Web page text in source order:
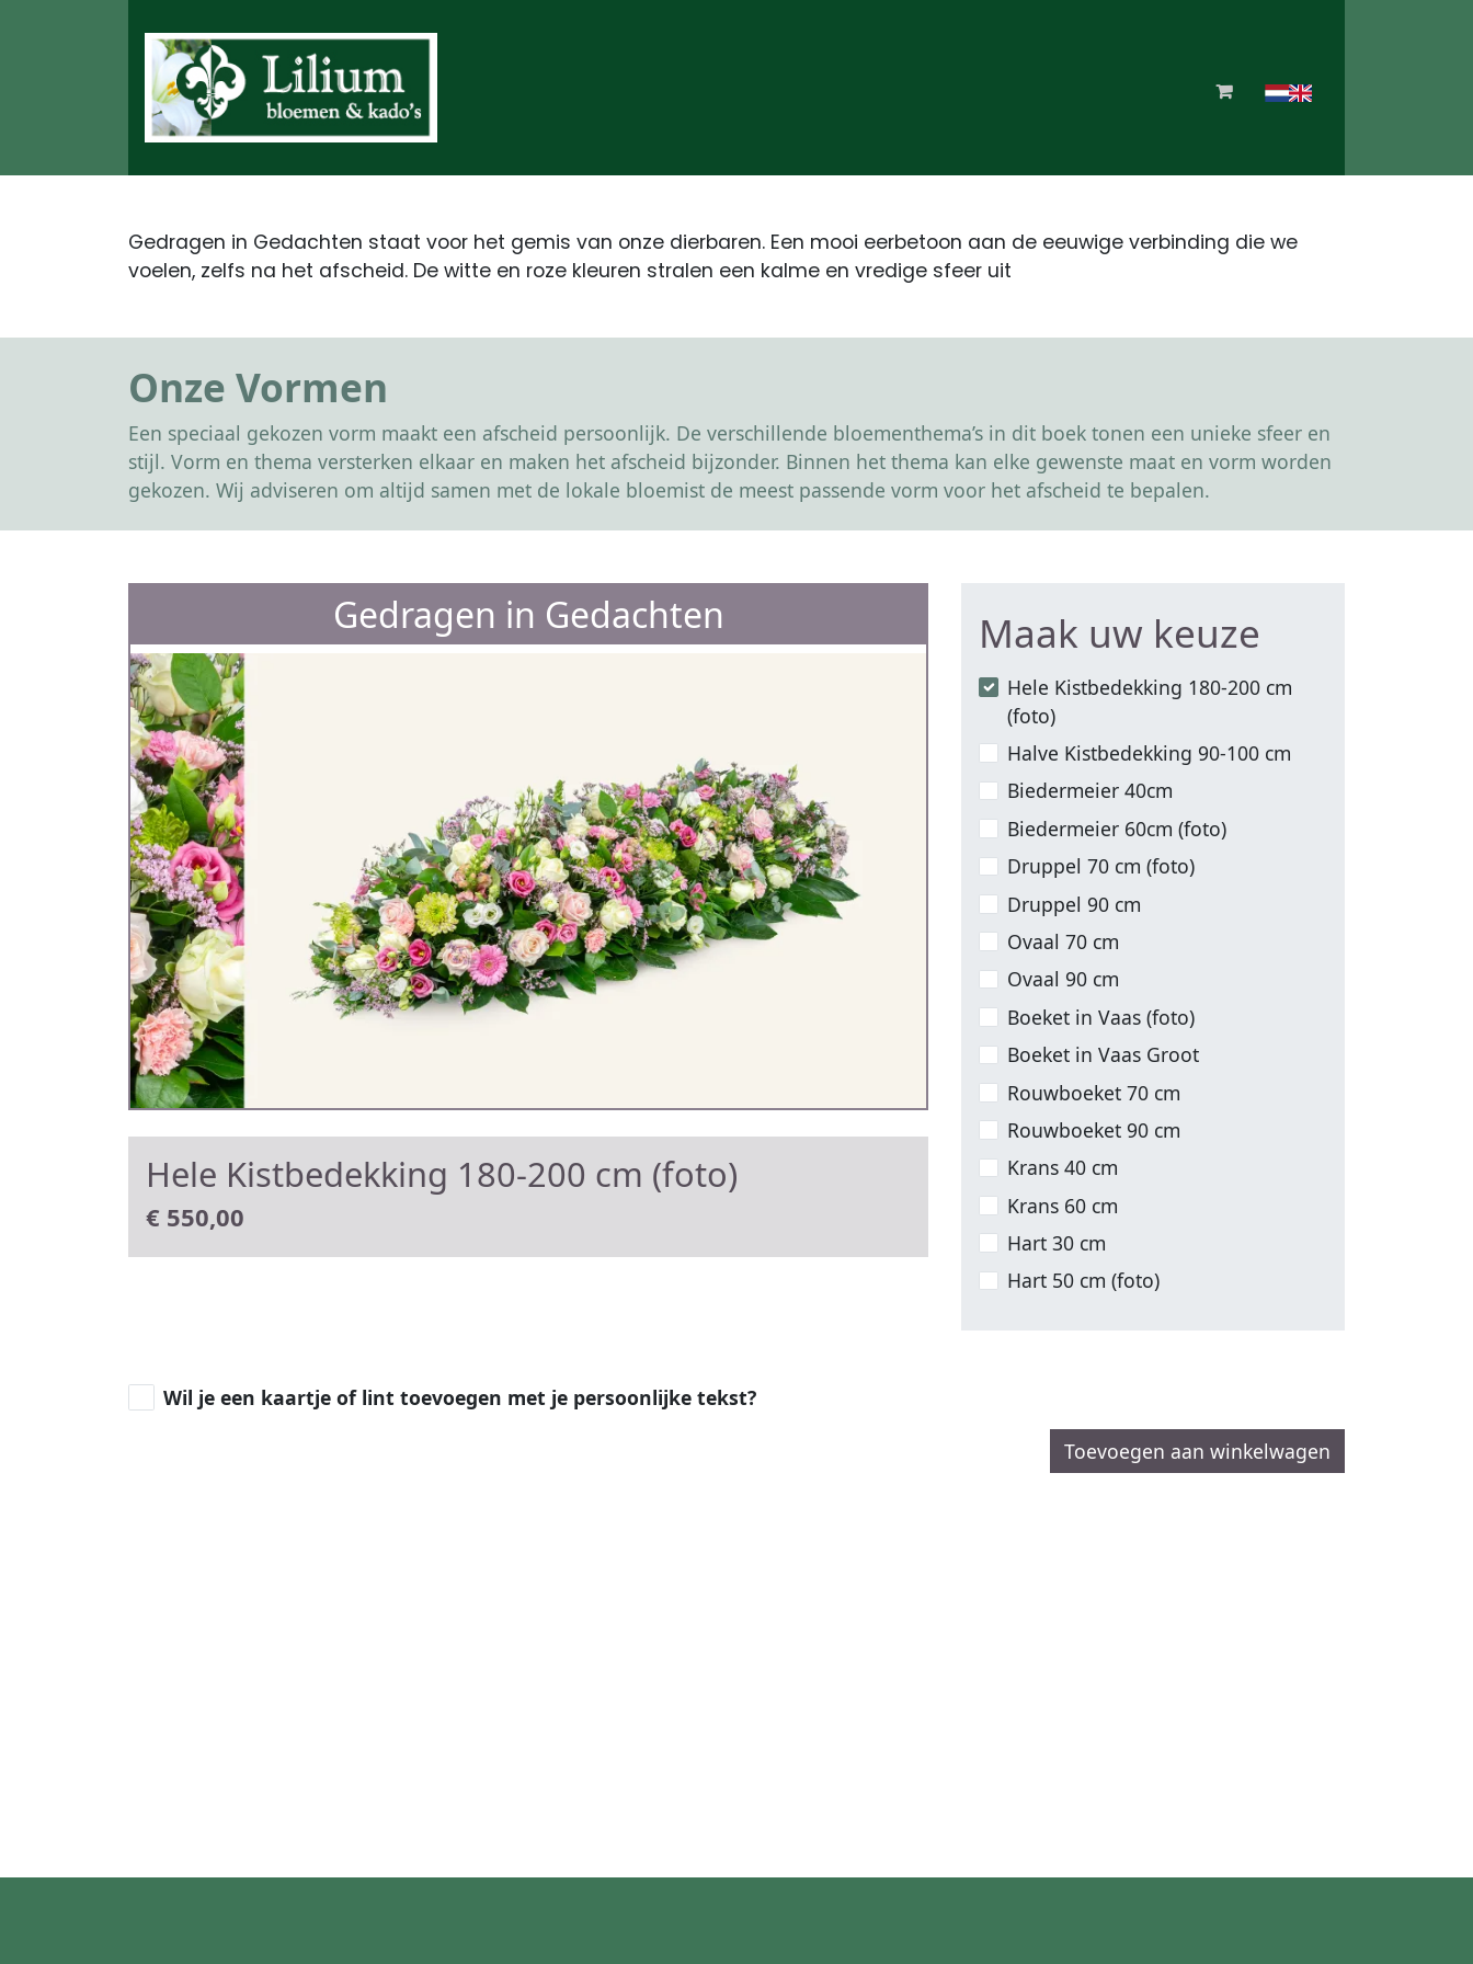
Gedragen in Gedachten staat voor het gemis van onze dierbaren. Een mooi eerbetoon aan de eeuwige verbinding die we
voelen, zelfs na het afscheid. De witte en roze kleuren stralen een kalme en vredige sfeer uit
Onze Vormen
Een speciaal gekozen vorm maakt een afscheid persoonlijk. De verschillende bloementhema’s in dit boek tonen een unieke sfeer en
stijl. Vorm en thema versterken elkaar en maken het afscheid bijzonder. Binnen het thema kan elke gewenste maat en vorm worden
gekozen. Wij adviseren om altijd samen met de lokale bloemist de meest passende vorm voor het afscheid te bepalen.
Gedragen in Gedachten
Hele Kistbedekking 180-200 cm (foto)
€ 550,00
Maak uw keuze
Hele Kistbedekking 180-200 cm
(foto)
Halve Kistbedekking 90-100 cm
Biedermeier 40cm
Biedermeier 60cm (foto)
Druppel 70 cm (foto)
Druppel 90 cm
Ovaal 70 cm
Ovaal 90 cm
Boeket in Vaas (foto)
Boeket in Vaas Groot
Rouwboeket 70 cm
Rouwboeket 90 cm
Krans 40 cm
Krans 60 cm
Hart 30 cm
Hart 50 cm (foto)
Wil je een kaartje of lint toevoegen met je persoonlijke tekst?
Toevoegen aan winkelwagen